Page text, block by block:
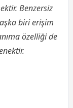
Benzersiz
biri erişim
özelliği de